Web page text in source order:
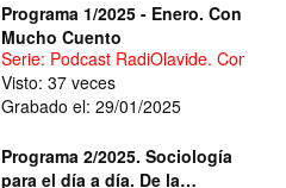
Programa 1/2025 - Enero. Con
Mucho Cuento
Serie: Podcast RadiOlavide. Con
Visto: 37 veces
Grabado el: 29/01/2025
Programa 2/2025. Sociología
para el día a día. De la